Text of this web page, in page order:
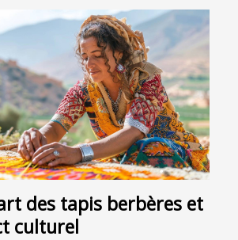
des tapis berbères et
culturel